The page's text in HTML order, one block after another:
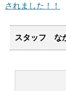
されました！！
スタッフ な